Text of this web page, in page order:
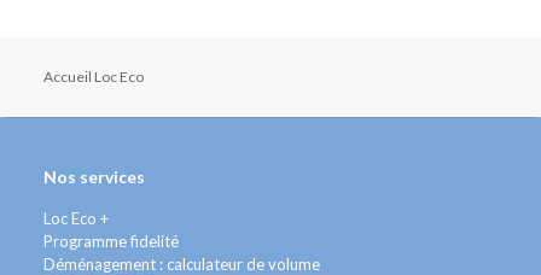
Accueil Loc Eco
Nos services
Loc Eco +
Programme fidelité
Déménagement : calculateur de volume